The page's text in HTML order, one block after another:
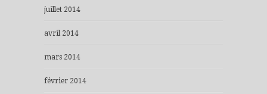
juillet 2014
avril 2014
mars 2014
février 2014